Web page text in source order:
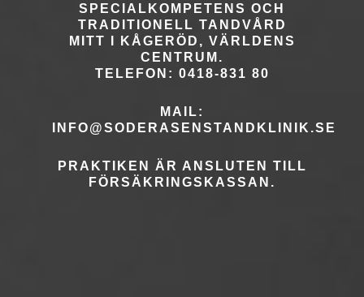
SPECIALKOMPETENS OCH
TRADITIONELL TANDVÅRD
MITT I KÅGERÖD, VÄRLDENS
CENTRUM.
TELEFON: 0418-831 80
MAIL:
INFO@SODERASENSTANDKLINIK.SE
PRAKTIKEN ÄR ANSLUTEN TILL
FÖRSÄKRINGSKASSAN.